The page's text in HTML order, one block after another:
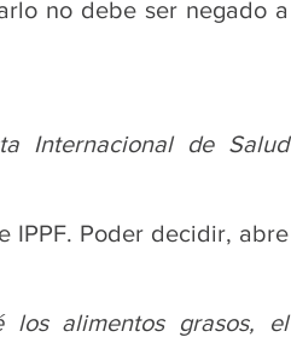
no debe ser negado a
Internacional de Salud
IPPF. Poder decidir, abre
alimentos grasos, el